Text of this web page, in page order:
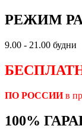
РЕЖИМ
9.00 - 21.00 будни
ПО РОССИИв
100%